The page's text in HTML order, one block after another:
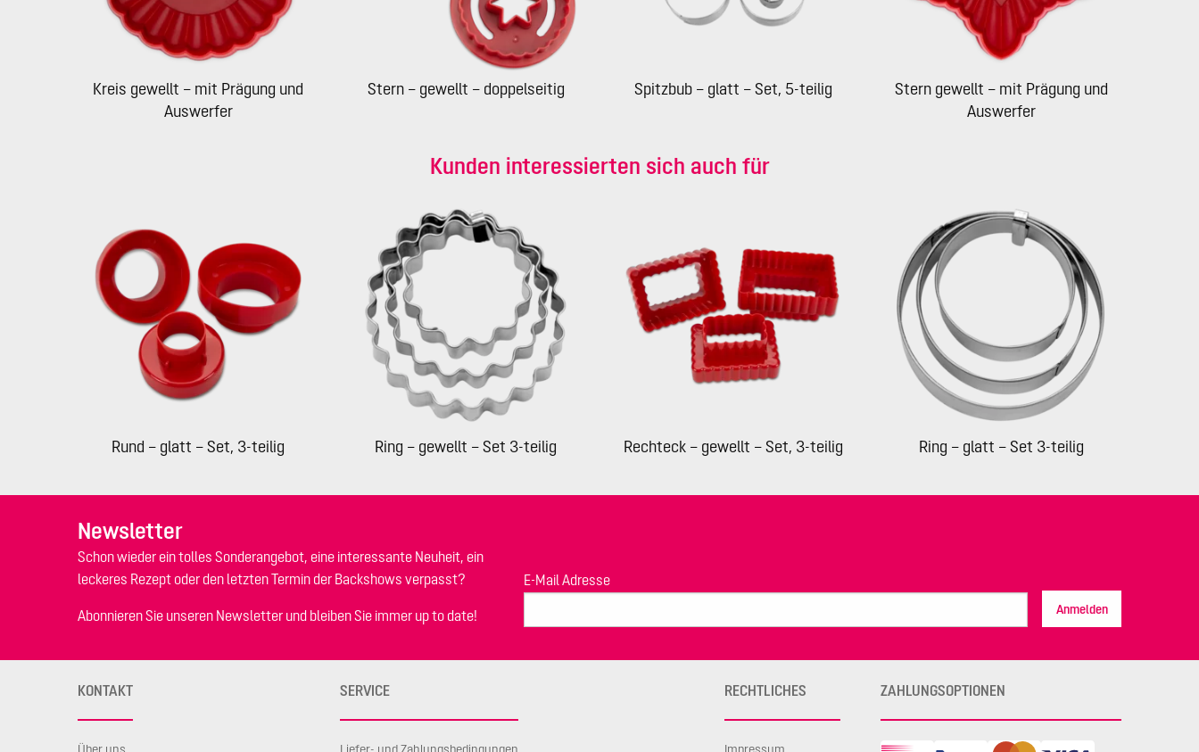
Kreis gewellt – mit Prägung und
Auswerfer
Stern – gewellt – doppelseitig Spitzbub – glatt – Set, 5-teilig
Stern gewellt – mit Prägung und
Auswerfer
Kunden interessierten sich auch für
Rund – glatt – Set, 3-teilig Ring – gewellt – Set 3-teilig Rechteck – gewellt – Set, 3-teilig Ring – glatt – Set 3-teilig
Newsletter
Schon wieder ein tolles Sonderangebot, eine interessante Neuheit, ein
leckeres Rezept oder den letzten Termin der Backshows verpasst?
Abonnieren Sie unseren Newsletter und bleiben Sie immer up to date!
E-Mail Adresse
Anmelden
KONTAKT
Über uns
SERVICE
Liefer- und Zahlungsbedingungen
RECHTLICHES
Impressum
ZAHLUNGSOPTIONEN